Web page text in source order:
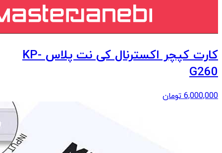
کارت کپچر اکسترنال کی نت پلاس KP-
G260
6,000,000 تومان